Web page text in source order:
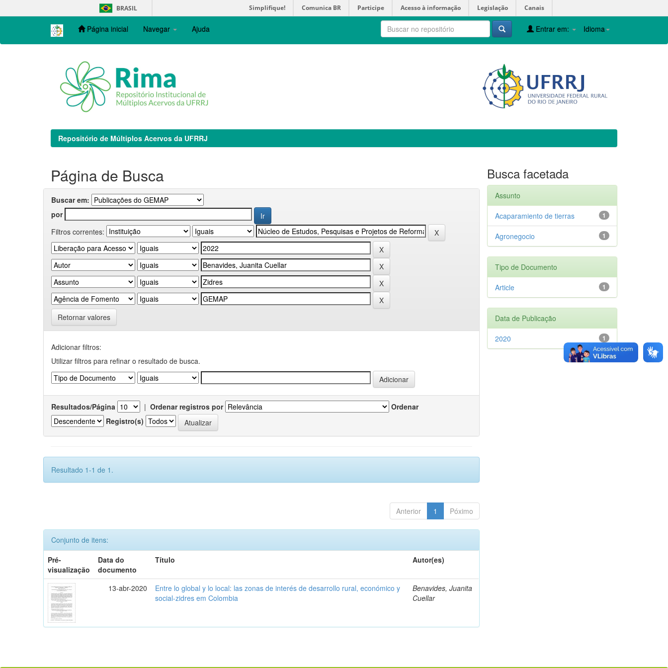
navigation
BRASIL Simplifique! Comunica BR Participe Acesso à informação Legislação Canais
Página inicial Navegar Ajuda Idioma
Entrar em:
Repositório de Múltiplos Acervos da UFRRJ
Página de Busca
Buscar em:
por
Filtros correntes:
Retornar valores
Adicionar filtros:
Utilizar filtros para refinar o resultado de busca.
Resultados/Página | Ordenar registros por
Ordenar
Registro(s)
Resultado 1-1 de 1.
Anterior 1 Póximo
Conjunto de itens:
Pré-
visualização
Data do
documento
Título Autor(es)
13-abr-2020
Entre lo global y lo local: las zonas de interés de desarrollo rural, económico y
social-zidres em Colombia
Benavides, Juanita
Cuellar
Busca facetada
Assunto
1
Acaparamiento de tierras
1
Agronegocio
Tipo de Documento
1
Article
Data de Publicação
1
2020